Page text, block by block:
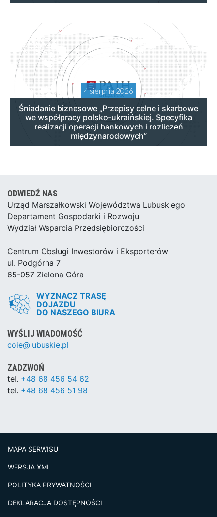
4 sierpnia 2026
Śniadanie biznesowe „Przepisy celne i skarbowe
we współpracy polsko-ukraińskiej. Specyfika
realizacji operacji bankowych i rozliczeń
międzynarodowych”
ODWIEDŹ NAS
Urząd Marszałkowski Województwa Lubuskiego
Departament Gospodarki i Rozwoju
Wydział Wsparcia Przedsiębiorczości
Centrum Obsługi Inwestorów i Eksporterów
ul. Podgórna 7
65-057 Zielona Góra
WYZNACZ TRASĘ
DOJAZDU
DO NASZEGO BIURA
WYŚLIJ WIADOMOŚĆ
coie@lubuskie.pl
ZADZWOŃ
tel. +48 68 456 54 62
tel. +48 68 456 51 98
MAPA SERWISU
WERSJA XML
POLITYKA PRYWATNOŚCI
DEKLARACJA DOSTĘPNOŚCI